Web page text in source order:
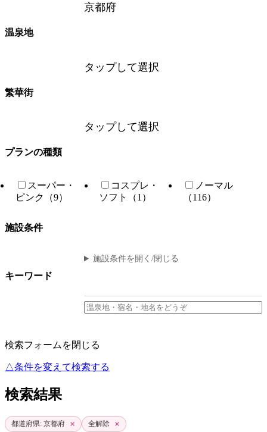
京都府
温泉地
タップして選択
繁華街
タップして選択
プランの種類
スーパー・
ピンク（9）
コスプレ・
ソフト（1）
ノーマル
（116）
施設条件
施設条件を開く/閉じる
キーワード
検索フォームを閉じる
△条件を変えて検索する
検索結果
都道府県: 京都府 × 全解除 ×